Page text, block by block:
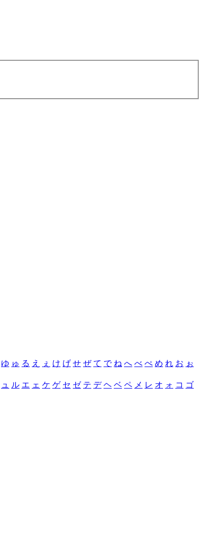
ゆ ゅ る え ぇ け げ せ ぜ て で ね へ べ ぺ め れ お ぉ
ュ ル エ ェ ケ ゲ セ ゼ テ デ ヘ ベ ペ メ レ オ ォ コ ゴ